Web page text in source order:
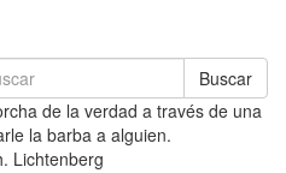
Buscar
de la verdad a través de una
la barba a alguien.
Lichtenberg